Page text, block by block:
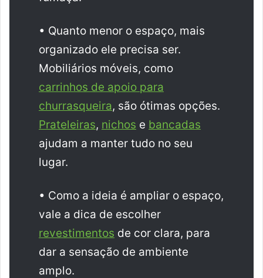
• Quanto menor o espaço, mais
organizado ele precisa ser.
Mobiliários móveis, como
carrinhos de apoio para
churrasqueira, são ótimas opções.
Prateleiras, nichos e bancadas
ajudam a manter tudo no seu
lugar.
• Como a ideia é ampliar o espaço,
vale a dica de escolher
revestimentos de cor clara, para
dar a sensação de ambiente
amplo.